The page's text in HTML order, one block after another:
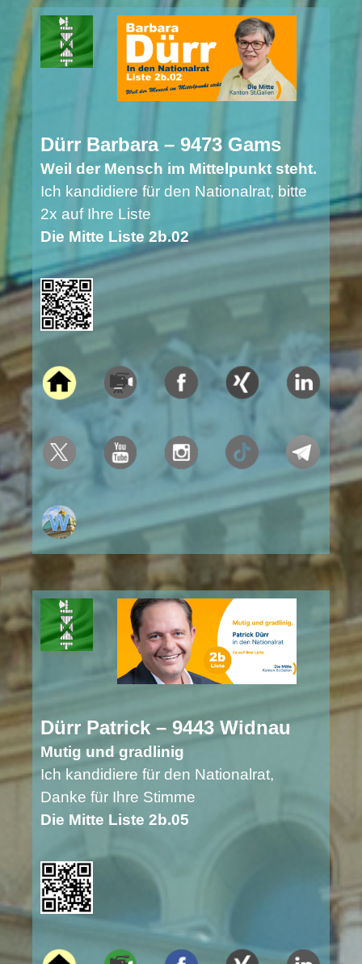
Dürr Barbara – 9473 Gams
Weil der Mensch im Mittelpunkt steht.
Ich kandidiere für den Nationalrat, bitte
2x auf Ihre Liste
Die Mitte Liste 2b.02
Dürr Patrick – 9443 Widnau
Mutig und gradlinig
Ich kandidiere für den Nationalrat,
Danke für Ihre Stimme
Die Mitte Liste 2b.05